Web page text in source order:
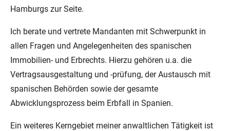
Hamburgs zur Seite.
Ich berate und vertrete Mandanten mit Schwerpunkt in
allen Fragen und Angelegenheiten des spanischen
Immobilien- und Erbrechts. Hierzu gehören u.a. die
Vertragsausgestaltung und -prüfung, der Austausch mit
spanischen Behörden sowie der gesamte
Abwicklungsprozess beim Erbfall in Spanien.
Ein weiteres Kerngebiet meiner anwaltlichen Tätigkeit ist